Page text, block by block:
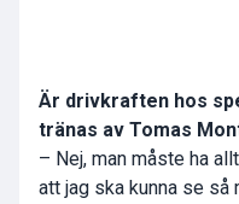
Är drivkraften hos
tränas av Tomas
– Nej, man måste ha
att jag ska kunna se